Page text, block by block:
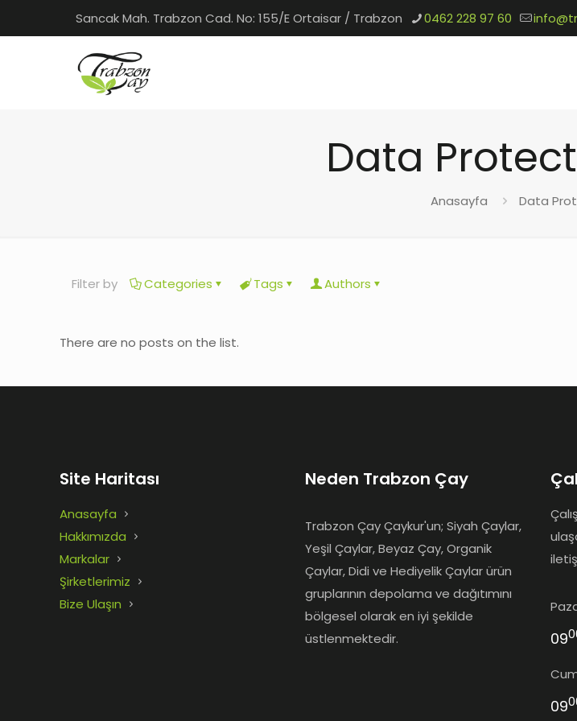
Sancak Mah. Trabzon Cad. No: 155/E Ortaisar / Trabzon 0462 228 97 60
Data
Anasayfa Data
Filter by Categories Tags Authors
There are no posts on the list.
Site Haritası
Anasayfa
Hakkımızda
Markalar
Şirketlerimiz
Bize Ulaşın
Neden Trabzon Çay
Trabzon Çay Çaykur'un; Siyah Çaylar,
Yeşil Çaylar, Beyaz Çay, Organik
Çaylar, Didi ve Hediyelik Çaylar ürün
gruplarının depolama ve dağıtımını
bölgesel olarak en iyi şekilde
üstlenmektedir.
09
09